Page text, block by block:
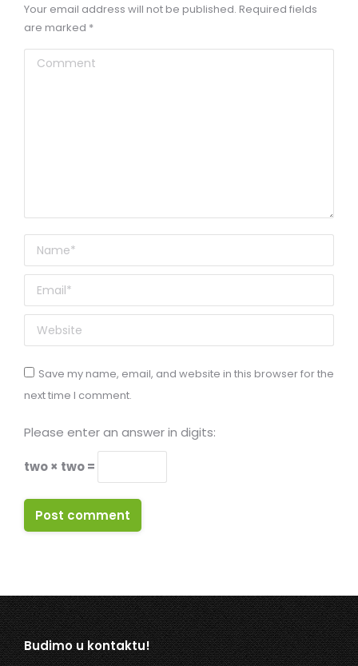
Your email address will not be published. Required fields
are marked *
Comment
Name *
Email *
Website
Save my name, email, and website in this browser for the
next time I comment.
Please enter an answer in digits:
two × two =
Post comment
Budimo u kontaktu!